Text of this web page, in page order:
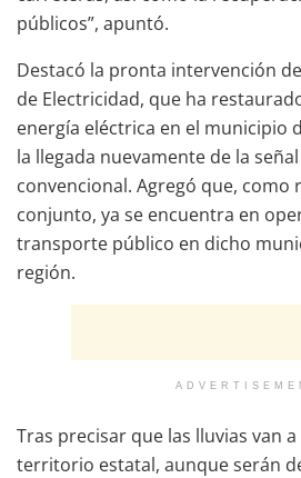
públicos”, apuntó.
Destacó la pronta intervención
de Electricidad, que ha
energía eléctrica en el municipio
la llegada nuevamente de la
convencional. Agregó que,
conjunto, ya se encuentra en
transporte público en dicho
región.
Tras precisar que las lluvias van
territorio estatal, aunque serán